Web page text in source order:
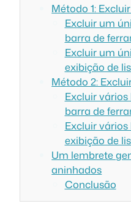
Método 1:
Excluir um
barra de
Excluir um
exibição de
Método 2:
Excluir
barra de
Excluir
exibição de
Um lembrete
aninhados
Conclusão